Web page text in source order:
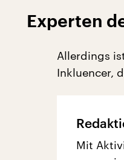
Experten
Allerdings
Inkluencer,
Mit